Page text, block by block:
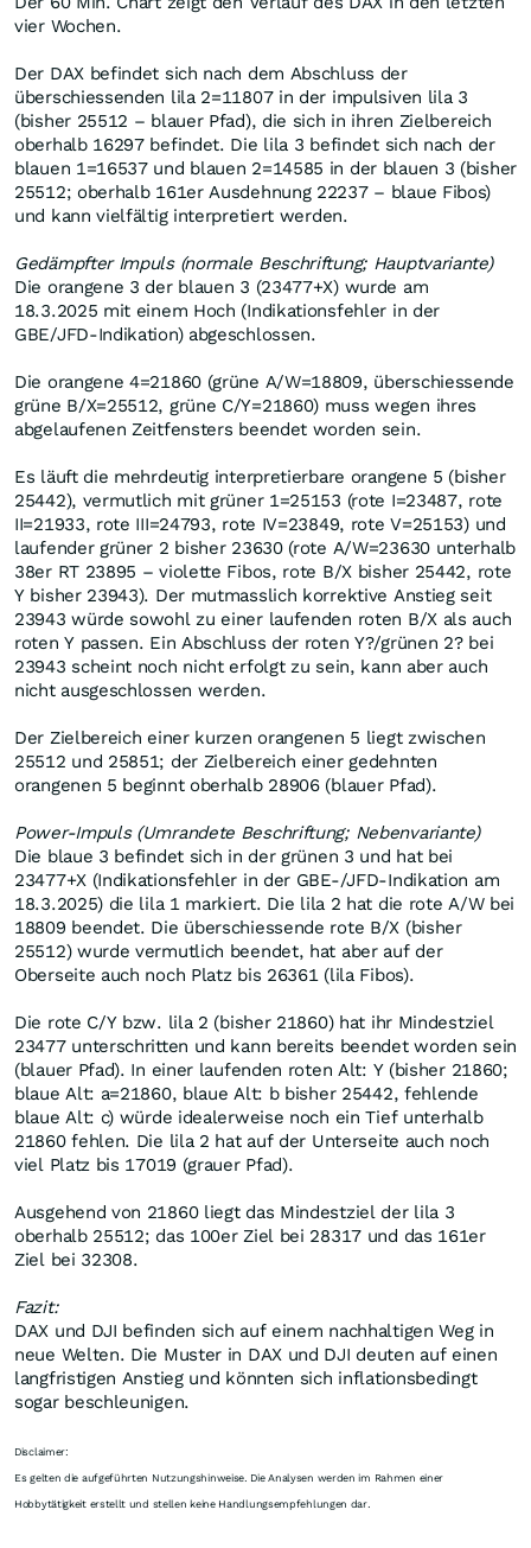
vier Wochen.
Der DAX befindet sich nach dem Abschluss der
überschiessenden lila 2=11807 in der impulsiven lila 3
(bisher 25512 – blauer Pfad), die sich in ihren Zielbereich
oberhalb 16297 befindet. Die lila 3 befindet sich nach der
blauen 1=16537 und blauen 2=14585 in der blauen 3 (bisher
25512; oberhalb 161er Ausdehnung 22237 – blaue Fibos)
und kann vielfältig interpretiert werden.
Gedämpfter Impuls (normale Beschriftung; Hauptvariante)
Die orangene 3 der blauen 3 (23477+X) wurde am
18.3.2025 mit einem Hoch (Indikationsfehler in der
GBE/JFD-Indikation) abgeschlossen.
Die orangene 4=21860 (grüne A/W=18809, überschiessende
grüne B/X=25512, grüne C/Y=21860) muss wegen ihres
abgelaufenen Zeitfensters beendet worden sein.
Es läuft die mehrdeutig interpretierbare orangene 5 (bisher
25442), vermutlich mit grüner 1=25153 (rote I=23487, rote
II=21933, rote III=24793, rote IV=23849, rote V=25153) und
laufender grüner 2 bisher 23630 (rote A/W=23630 unterhalb
38er RT 23895 – violette Fibos, rote B/X bisher 25442, rote
Y bisher 23943). Der mutmasslich korrektive Anstieg seit
23943 würde sowohl zu einer laufenden roten B/X als auch
roten Y passen. Ein Abschluss der roten Y?/grünen 2? bei
23943 scheint noch nicht erfolgt zu sein, kann aber auch
nicht ausgeschlossen werden.
Der Zielbereich einer kurzen orangenen 5 liegt zwischen
25512 und 25851; der Zielbereich einer gedehnten
orangenen 5 beginnt oberhalb 28906 (blauer Pfad).
Power-Impuls (Umrandete Beschriftung; Nebenvariante)
Die blaue 3 befindet sich in der grünen 3 und hat bei
23477+X (Indikationsfehler in der GBE-/JFD-Indikation am
18.3.2025) die lila 1 markiert. Die lila 2 hat die rote A/W bei
18809 beendet. Die überschiessende rote B/X (bisher
25512) wurde vermutlich beendet, hat aber auf der
Oberseite auch noch Platz bis 26361 (lila Fibos).
Die rote C/Y bzw. lila 2 (bisher 21860) hat ihr Mindestziel
23477 unterschritten und kann bereits beendet worden sein
(blauer Pfad). In einer laufenden roten Alt: Y (bisher 21860;
blaue Alt: a=21860, blaue Alt: b bisher 25442, fehlende
blaue Alt: c) würde idealerweise noch ein Tief unterhalb
21860 fehlen. Die lila 2 hat auf der Unterseite auch noch
viel Platz bis 17019 (grauer Pfad).
Ausgehend von 21860 liegt das Mindestziel der lila 3
oberhalb 25512; das 100er Ziel bei 28317 und das 161er
Ziel bei 32308.
Fazit:
DAX und DJI befinden sich auf einem nachhaltigen Weg in
neue Welten. Die Muster in DAX und DJI deuten auf einen
langfristigen Anstieg und könnten sich inflationsbedingt
sogar beschleunigen.
Disclaimer:
Es gelten die aufgeführten Nutzungshinweise. Die Analysen werden im Rahmen einer
Hobbytätigkeit erstellt und stellen keine Handlungsempfehlungen dar.